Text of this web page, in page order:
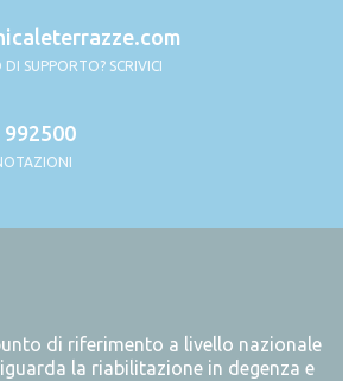
SUPPORTO? SCRIVICI
992500
di riferimento a livello nazionale
la riabilitazione in degenza e